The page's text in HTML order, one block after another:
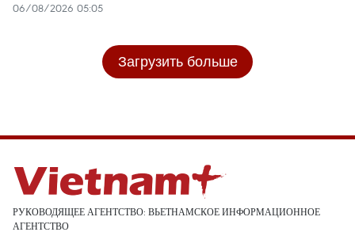
06/08/2026 05:05
Загрузить больше
РУКОВОДЯЩЕЕ АГЕНТСТВО: ВЬЕТНАМСКОЕ ИНФОРМАЦИОННОЕ
АГЕНТСТВО